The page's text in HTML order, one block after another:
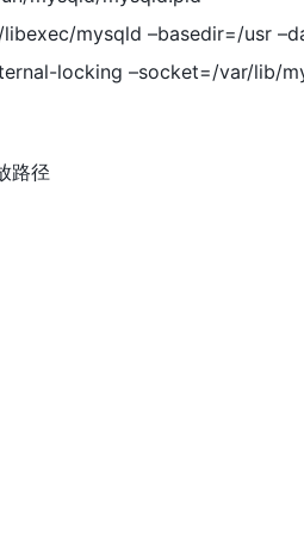
libexec/mysqld –basedir=/usr
locking –socket=/var/lib/
路径